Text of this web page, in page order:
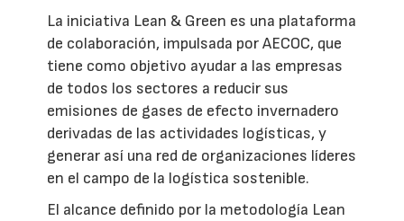
La iniciativa Lean & Green es una plataforma
de colaboración, impulsada por AECOC, que
tiene como objetivo ayudar a las empresas
de todos los sectores a reducir sus
emisiones de gases de efecto invernadero
derivadas de las actividades logísticas, y
generar así una red de organizaciones líderes
en el campo de la logística sostenible.
El alcance definido por la metodología Lean